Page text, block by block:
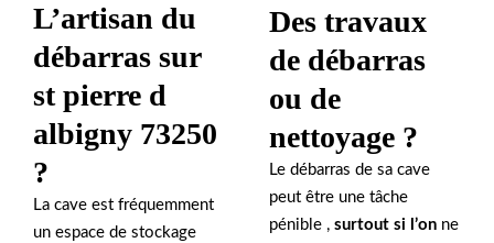
L’artisan du
débarras sur
st pierre d
albigny 73250
?
La cave est fréquemment
un espace de stockage
Des travaux
de débarras
ou de
nettoyage ?
Le débarras de sa cave
peut être une tâche
pénible , surtout si l’on ne